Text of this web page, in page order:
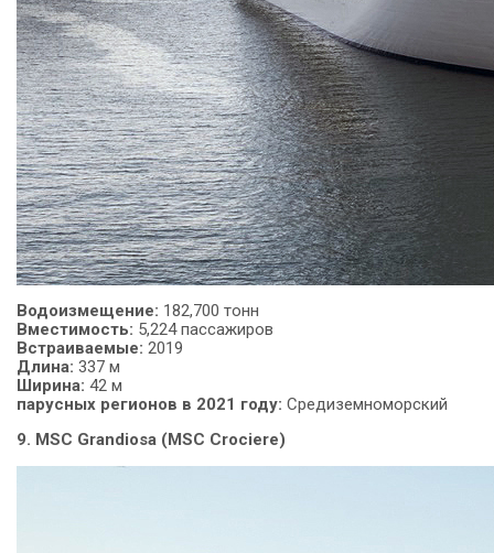
Водоизмещение: 182,700 тонн
Вместимость: 5,224 пассажиров
Встраиваемые: 2019
Длина: 337 м
Ширина: 42 м
парусных регионов в 2021 году: Средиземноморский
9. MSC Grandiosa (MSC Crociere)